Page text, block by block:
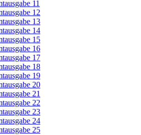
11
12
13
14
15
16
17
18
19
20
21
22
23
24
25